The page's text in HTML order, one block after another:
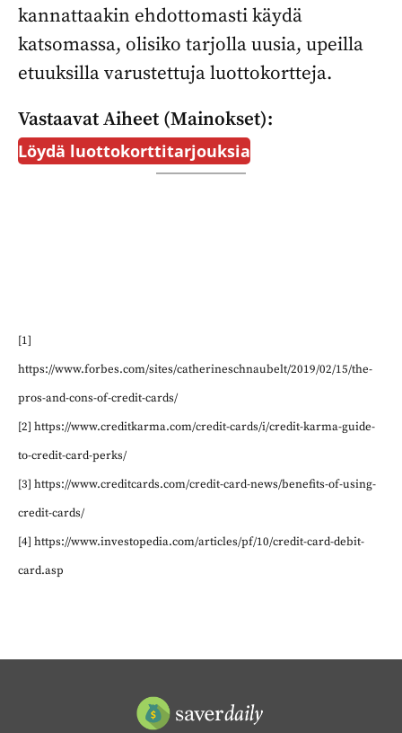
kannattaakin ehdottomasti käydä
katsomassa, olisiko tarjolla uusia, upeilla
etuuksilla varustettuja luottokortteja.
Vastaavat Aiheet (mainokset):
Löydä luottokorttitarjouksia
[1]
https://www.forbes.com/sites/catherineschnaubelt/2019/02/15/the-
pros-and-cons-of-credit-cards/
[2] https://www.creditkarma.com/credit-cards/i/credit-karma-guide-
to-credit-card-perks/
[3] https://www.creditcards.com/credit-card-news/benefits-of-using-
credit-cards/
[4] https://www.investopedia.com/articles/pf/10/credit-card-debit-
card.asp